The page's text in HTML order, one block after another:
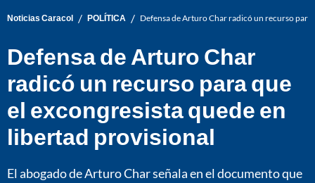
Noticias Caracol / POLÍTICA / Defensa de Arturo Char radicó un recurso
Defensa de Arturo Char
radicó un recurso para que
el excongresista quede en
libertad provisional
El abogado de Arturo Char señala en el documento que